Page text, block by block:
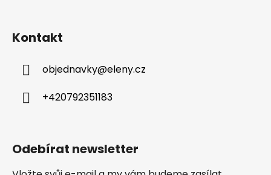
Kontakt
objednavky@eleny.cz
+420792351183
Odebírat newsletter